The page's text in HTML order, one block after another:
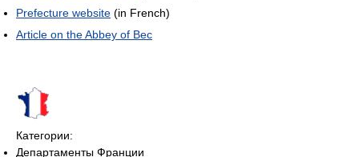
Prefecture website (in French)
Article on the Abbey of Bec
Категории:
Департаменты Франции